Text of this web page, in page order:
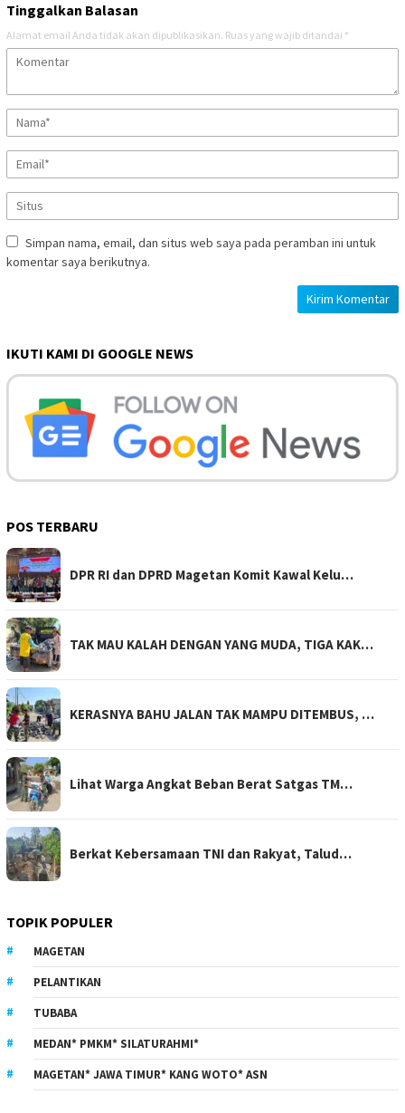
Tinggalkan Balasan
Alamat email Anda tidak akan dipublikasikan. Ruas yang wajib ditandai *
Simpan nama, email, dan situs web saya pada peramban ini untuk
komentar saya berikutnya.
IKUTI KAMI DI GOOGLE NEWS
POS TERBARU
DPR RI dan DPRD Magetan Komit Kawal Kelu…
TAK MAU KALAH DENGAN YANG MUDA, TIGA KAK…
KERASNYA BAHU JALAN TAK MAMPU DITEMBUS, …
Lihat Warga Angkat Beban Berat Satgas TM…
Berkat Kebersamaan TNI dan Rakyat, Talud…
TOPIK POPULER
MAGETAN
PELANTIKAN
TUBABA
MEDAN* PMKM* SILATURAHMI*
MAGETAN* JAWA TIMUR* KANG WOTO* ASN